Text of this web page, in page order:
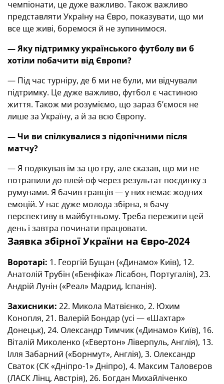
чемпіонати, це дуже важливо. Також важливо
представляти Україну на Євро, показувати, що ми
все ще живі, боремося й не зупинимося.
— Яку підтримку українського футболу ви б
хотіли побачити від Європи?
— Під час турніру, де б ми не були, ми відчували
підтримку. Це дуже важливо, футбол є частиною
життя. Також ми розуміємо, що зараз б’ємося не
лише за Україну, а й за всю Європу.
— Чи ви спілкувалися з підопічними після
матчу?
— Я подякував їм за цю гру, але сказав, що ми не
потрапили до плей-оф через результат поєдинку з
румунами. Я бачив гравців — у них немає жодних
емоцій. У нас дуже молода збірна, я бачу
перспективу в майбутньому. Треба пережити цей
день і завтра починати працювати.
Заявка збірної України на Євро-2024
Воротарі: 1. Георгій Бущан («Динамо» Київ), 12.
Анатолій Трубін («Бенфіка» Лісабон, Португалія), 23.
Андрій Лунін («Реал» Мадрид, Іспанія).
Захисники: 22. Микола Матвієнко, 2. Юхим
Конопля, 21. Валерій Бондар (усі — «Шахтар»
Донецьк), 24. Олександр Тимчик («Динамо» Київ), 16.
Віталій Миколенко («Евертон» Ліверпуль, Англія), 13.
Ілля Забарний («Борнмут», Англія), 3. Олександр
Сваток (СК «Дніпро-1» Дніпро), 4. Максим Таловєров
(ЛАСК Лінц, Австрія), 26. Богдан Михайліченко